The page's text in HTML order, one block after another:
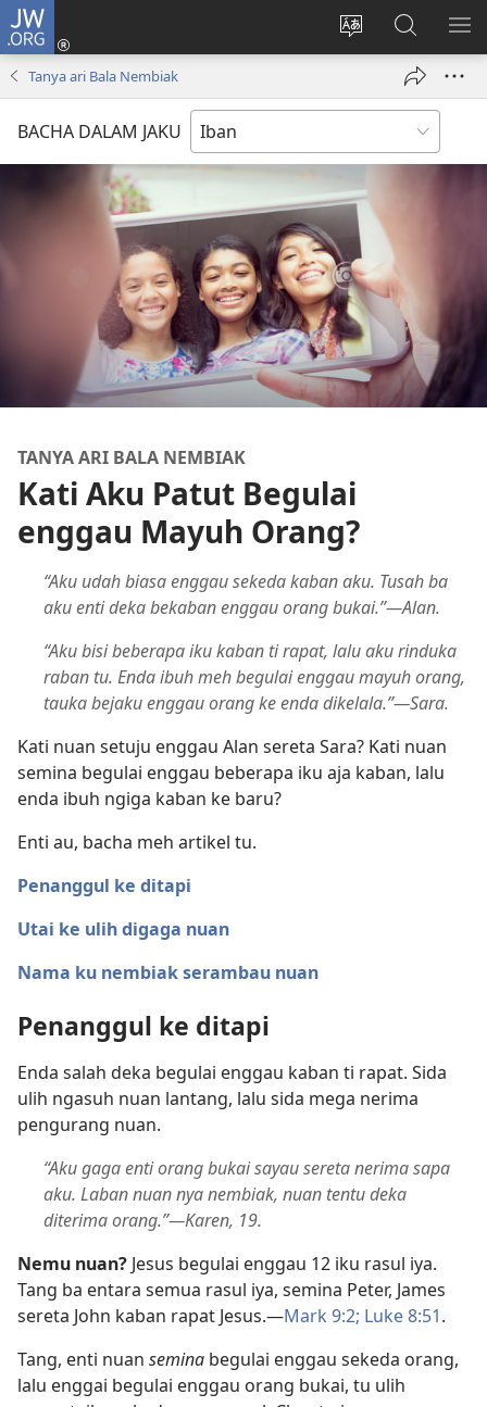
JW.ORG
Tukar
ba
web
Log
Masuk
window)
Giga
JW.ORG
Tanya ari Bala Nembiak
BACHA DALAM JAKU
TANYA ARI BALA NEMBIAK
Kati Aku Patut Begulai
enggau Mayuh Orang?
“Aku udah biasa enggau sekeda kaban aku. Tusah ba
aku enti deka bekaban enggau orang bukai.”—Alan.
“Aku bisi beberapa iku kaban ti rapat, lalu aku rinduka
raban tu. Enda ibuh meh begulai enggau mayuh orang,
tauka bejaku enggau orang ke enda dikelala.”—Sara.
Kati nuan setuju enggau Alan sereta Sara? Kati nuan
semina begulai enggau beberapa iku aja kaban, lalu
enda ibuh ngiga kaban ke baru?
Enti au, bacha meh artikel tu.
Penanggul ke ditapi
Utai ke ulih digaga nuan
Nama ku nembiak serambau nuan
Penanggul ke ditapi
Enda salah deka begulai enggau kaban ti rapat. Sida
ulih ngasuh nuan lantang, lalu sida mega nerima
pengurang nuan.
“Aku gaga enti orang bukai sayau sereta nerima sapa
aku. Laban nuan nya nembiak, nuan tentu deka
diterima orang.”—Karen, 19.
Nemu nuan? Jesus begulai enggau 12 iku rasul iya.
Tang ba entara semua rasul iya, semina Peter, James
sereta John kaban rapat Jesus.—Mark 9:2; Luke 8:51.
Tang, enti nuan semina begulai enggau sekeda orang,
lalu enggai begulai enggau orang bukai, tu ulih